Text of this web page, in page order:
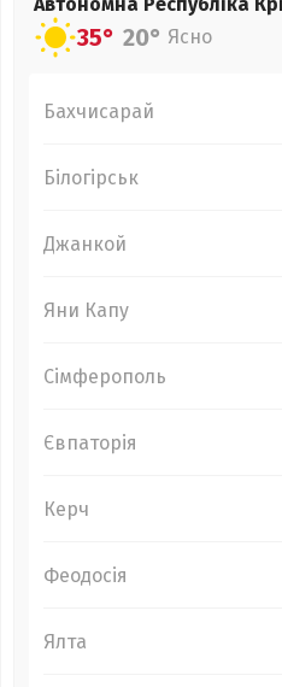
35° 20° Ясно
Бахчисарай
Білогірськ
Джанкой
Яни Капу
Сімферополь
Євпаторія
Керч
Феодосія
Ялта